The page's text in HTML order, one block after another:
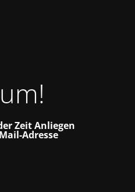
Zeit Anliegen
Adresse